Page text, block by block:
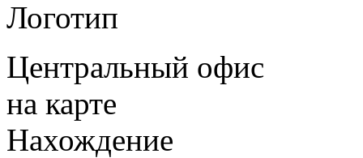
Логотип
Центральный офис
на карте
Нахождение